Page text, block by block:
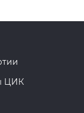
ЦИК